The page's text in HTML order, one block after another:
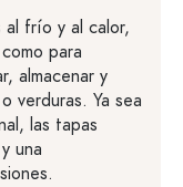
al frío y al calor,
para
almacenar y
verduras. Ya sea
las tapas
una